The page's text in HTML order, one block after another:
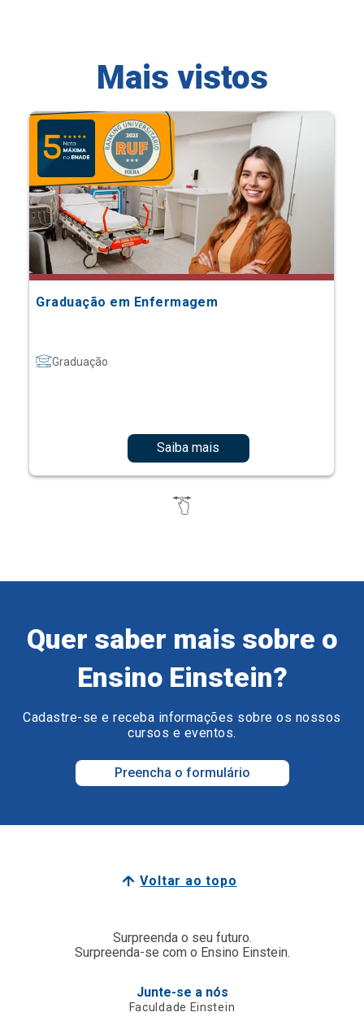
Mais vistos
Graduação em Enfermagem
Graduação
Saiba mais
Quer saber mais sobre o
Ensino Einstein?
Cadastre-se e receba informações sobre os nossos
cursos e eventos.
Preencha o formulário
Voltar ao topo
Surpreenda o seu futuro.
Surpreenda-se com o Ensino Einstein.
Junte-se a nós
Faculdade Einstein